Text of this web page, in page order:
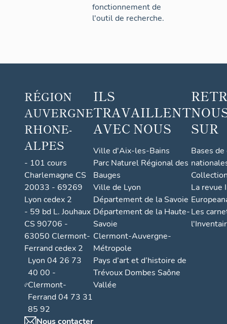
fonctionnement de
l'outil de recherche.
RÉGION
AUVERGNE
RHONE-
ALPES
- 101 cours
Charlemagne CS
20033 - 69269
Lyon cedex 2
- 59 bd L. Jouhaux
CS 90706 -
63050 Clermont-
Ferrand cedex 2
Lyon 04 26 73
40 00 -
Clermont-
Ferrand 04 73 31
85 92
Nous contacter
ILS
TRAVAILLENT
AVEC NOUS
Ville d'Aix-les-Bains
Parc Naturel Régional des
Bauges
Ville de Lyon
Département de la Savoie
Département de la Haute-
Savoie
Clermont-Auvergne-
Métropole
Pays d’art et d’histoire de
Trévoux Dombes Saône
Vallée
SUR
Bases
La revue
Les